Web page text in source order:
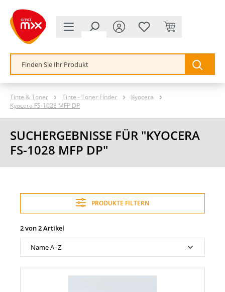
springen
Tinte & Toner Tinte - Toner Finder
Kyocera
Kyocera FS-1028 MFP DP
SUCHERGEBNISSE FÜR "KYOCERA
FS-1028 MFP DP"
PRODUKTE FILTERN
2 von 2 Artikel